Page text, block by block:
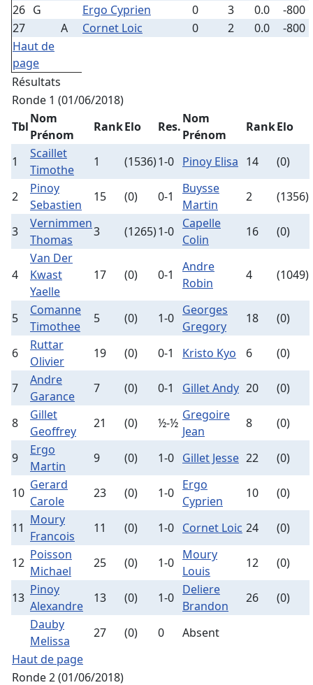
26 G Ergo Cyprien 0 3 0.0
-800
27
A Cornet Loic 0 2 0.0
-800
Haut de
page
Résultats
Ronde 1 (01/06/2018)
Tbl
Nom
Prénom
RankElo Res.
Nom
Prénom
RankElo
1
Scaillet
Timothe
1 (1536)1-0 Pinoy Elisa 14 (0)
2
Pinoy
Sebastien
15 (0) 0-1
Buysse
Martin
2 (1356)
3
Vernimmen
Thomas
3 (1265)1-0
Capelle
Colin
16 (0)
4
Van Der
Kwast
Yaelle
17 (0) 0-1
Andre
Robin
4 (1049)
5
Comanne
Timothee
5 (0) 1-0
Georges
Gregory
18 (0)
6
Ruttar
Olivier
19 (0) 0-1 Kristo Kyo 6 (0)
7
Andre
Garance
7 (0) 0-1 Gillet Andy 20 (0)
8
Gillet
Geoffrey
21 (0) ½-½
Gregoire
Jean
8 (0)
9
Ergo
Martin
9 (0) 1-0 Gillet Jesse 22 (0)
10
Gerard
Carole
23 (0) 1-0
Ergo
Cyprien
10 (0)
11
Moury
Francois
11 (0) 1-0 Cornet Loic 24 (0)
12
Poisson
Michael
25 (0) 1-0
Moury
Louis
12 (0)
13
Pinoy
Alexandre
13 (0) 1-0
Deliere
Brandon
26
(0)
Dauby
Melissa
27 (0) 0
Absent
Haut de page
Ronde 2 (01/06/2018)